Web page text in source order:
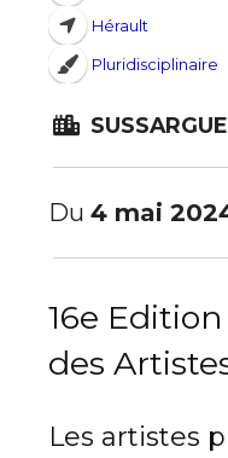
Hérault
Pluridisciplinaire
Du 4 mai
16e
des
Les artistes